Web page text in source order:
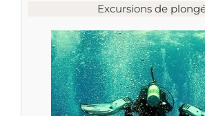
Excursions de